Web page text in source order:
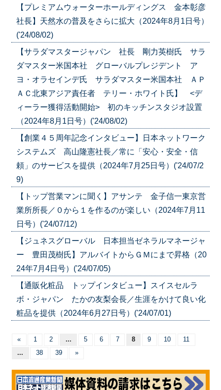
【プレミアムウォーターホールディングス 金本彰彦
社長】天然水の普及をさらに拡大（2024年8月1日号）
('24/08/02)
【サラダマスタージャパン 社長 剛力英樹氏 サラ
ダマスター米国本社 グローバルプレジデント ア
ヨ・オラセインデ氏 サラダマスター米国本社 ＡＰ
ＡＣ北東アジア責任者 テリー・ホワイト氏】 <デ
ィーラー獲得活動開始> 初のキッチンスタジオ設置
（2024年8月1日号）('24/08/02)
【創業４５周年記念インタビュー】日本ネットワーク
システムズ 高山隆憲社長／常に「安心・安全・信
頼」のサービスを提供（2024年7月25日号）('24/07/2
9)
【トップ営業マンに聞く】アサンテ 金子信一東京営
業所所長／０から１を作るのが楽しい（2024年7月11
日号）('24/07/12)
【ジュネスグローバル 日本担当ゼネラルマネージャ
ー 豊田茂樹氏】アルバイトからＧＭにまで昇格（20
24年7月4日号）('24/07/05)
【通販化粧品 トップインタビュー】スイスセルラ
ボ・ジャパン たかの友梨会長／生涯をかけて良い化
粧品を提供（2024年6月27日号）('24/07/01)
« 1 2 ... 5 6 7 8 9 10
11
...
38 39 »